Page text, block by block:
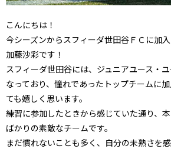
こんにちは！
今シーズンからスフィーダ世田谷ＦＣに加
加藤沙彩です！
スフィーダ世田谷には、ジュニアユース・
なっており、憧れであったトップチームに
ても嬉しく思います。
練習に参加したときから感じていた通り、
ばかりの素敵なチームです。
まだ慣れないことも多く、自分の未熟さを